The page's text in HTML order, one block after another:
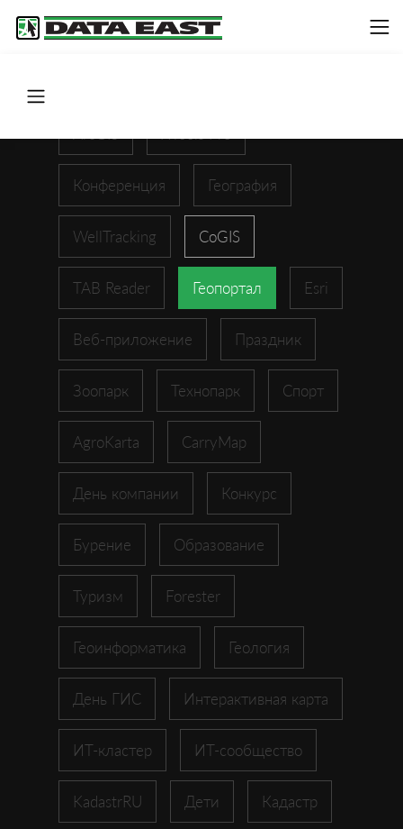
Конференция География
WellTracking CoGIS
TAB Reader Геопортал Esri
Веб-приложение Праздник
Зоопарк Технопарк Спорт
AgroKarta CarryMap
День компании Конкурс
Бурение Образование
Туризм Forester
Геоинформатика Геология
День ГИС Интерактивная карта
ИТ-кластер ИТ-сообщество
KadastrRU Дети Кадастр